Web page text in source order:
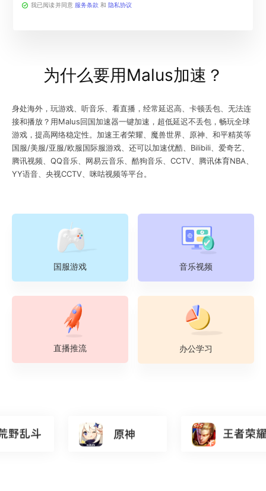
我已阅读并同意 服务条款 和隐私协议
为什么要用Malus加速？
身处海外，玩游戏、听音乐、看直播，经常延迟高、卡顿丢包、无法连
接和播放？用Malus回国加速器一键加速，超低延迟不丢包，畅玩全球
游戏，提高网络稳定性。加速王者荣耀、魔兽世界、原神、和平精英等
国服/美服/亚服/欧服国际服游戏、还可以加速优酷、Bilibili、爱奇艺、
腾讯视频、QQ音乐、网易云音乐、酷狗音乐、CCTV、腾讯体育NBA、
YY语音、央视CCTV、咪咕视频等平台。
国服游戏 音乐视频
直播推流 办公学习